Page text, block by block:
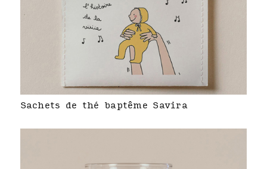
Sachets de thé baptême Savira